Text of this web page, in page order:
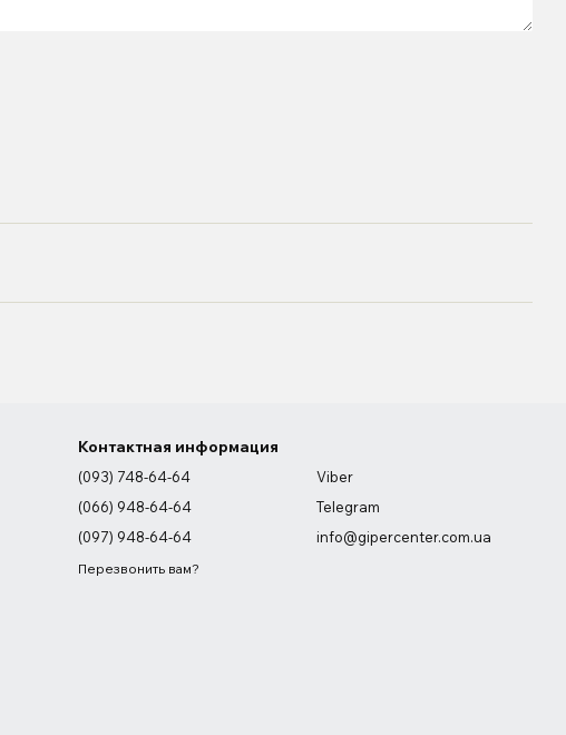
Контактная информация
(093) 748-64-64
(066) 948-64-64
(097) 948-64-64
Перезвонить вам?
Viber
Telegram
info@gipercenter.com.ua